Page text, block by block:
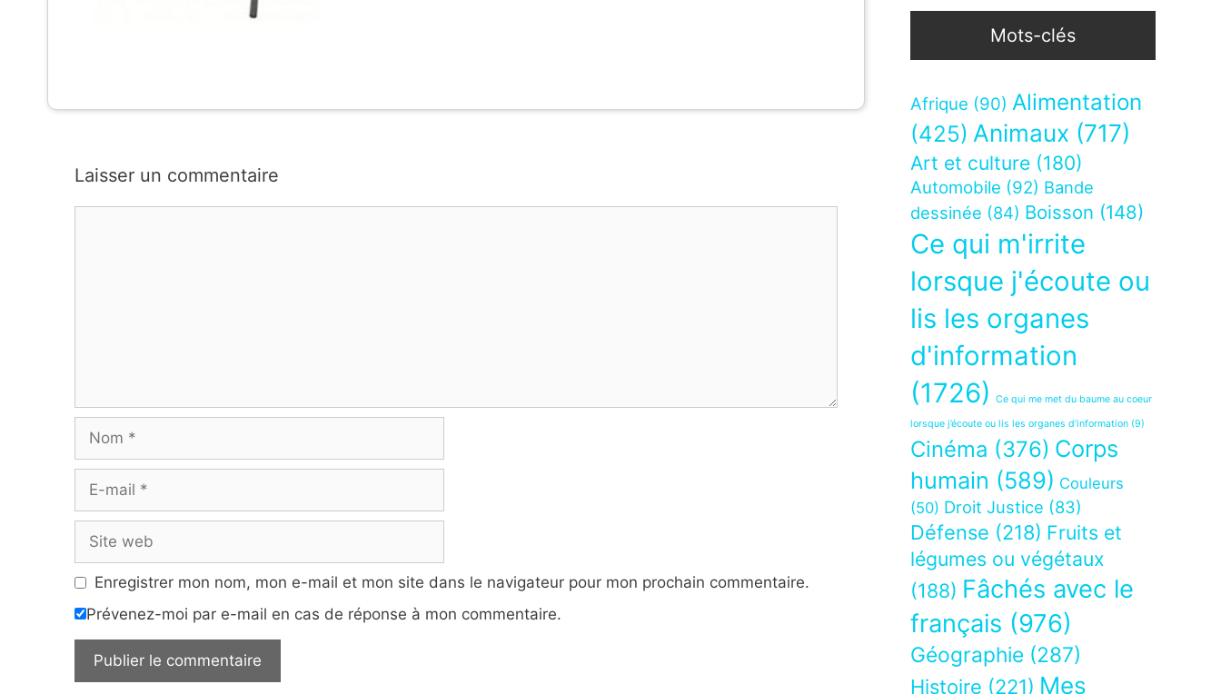
Laisser un commentaire
mail
web
Enregistrer mon nom, mon e-mail et mon site dans le navigateur pour mon prochain commentaire.
Prévenez-moi par e-mail en cas de réponse à mon commentaire.
Mots-clés
Afrique (90) Alimentation
(425) Animaux (717)
Art et culture (180)
Automobile (92) Bande
dessinée (84) Boisson (148)
Ce qui m'irrite
lorsque j'écoute ou
lis les organes
d'information
(1726)
Ce qui me met du baume au coeur
lorsque j’écoute ou lis les organes d’information (9)
Cinéma (376) Corps
humain (589) Couleurs
(50) Droit Justice (83)
Défense (218) Fruits et
légumes ou végétaux
(188) Fâchés avec le
français (976)
Géographie (287)
Histoire (221) Mes